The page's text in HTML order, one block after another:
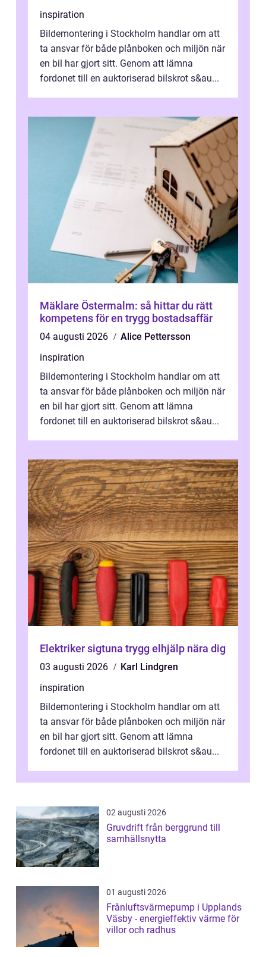
inspiration
Bildemontering i Stockholm handlar om att
ta ansvar för både plånboken och miljön när
en bil har gjort sitt. Genom att lämna
fordonet till en auktoriserad bilskrot s&au...
Mäklare Östermalm: så hittar du rätt
kompetens för en trygg bostadsaffär
04 augusti 2026
Alice Pettersson
inspiration
Bildemontering i Stockholm handlar om att
ta ansvar för både plånboken och miljön när
en bil har gjort sitt. Genom att lämna
fordonet till en auktoriserad bilskrot s&au...
Elektriker sigtuna trygg elhjälp nära dig
03 augusti 2026
Karl Lindgren
inspiration
Bildemontering i Stockholm handlar om att
ta ansvar för både plånboken och miljön när
en bil har gjort sitt. Genom att lämna
fordonet till en auktoriserad bilskrot s&au...
02 augusti 2026
Gruvdrift från berggrund till
samhällsnytta
01 augusti 2026
Frånluftsvärmepump i Upplands
Väsby - energieffektiv värme för
villor och radhus